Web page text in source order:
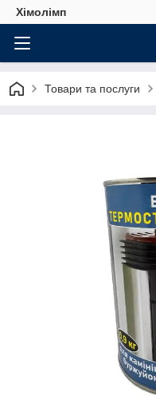
Хімолімп
Товари та послуги